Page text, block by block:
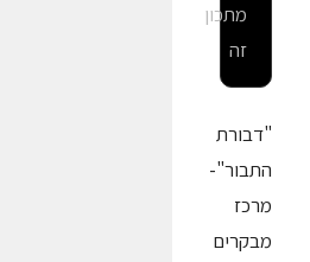
מתכון
זה
"דבורת
התבור"-
מרכז
מבקרים